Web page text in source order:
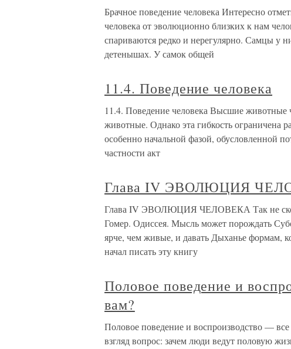
Брачное поведение человека Интересно
человека от эволюционно близких к нам
спариваются редко и нерегулярно. Самцы у
детенышах. У самок общей
11.4. Поведение человека
11.4. Поведение человека Высшие животные
животные. Однако эта гибкость ограничена
особенно начальной фазой, обусловленной
частности акт
Глава IV ЭВОЛЮЦИЯ
Глава IV ЭВОЛЮЦИЯ ЧЕЛОВЕКА Так не
Гомер. Одиссея. Мысль может порождать
ярче, чем живые, и давать Дыханье формам,
начал писать эту книгу
Половое поведение и
вам?
Половое поведение и воспроизводство —
взгляд вопрос: зачем люди ведут половую